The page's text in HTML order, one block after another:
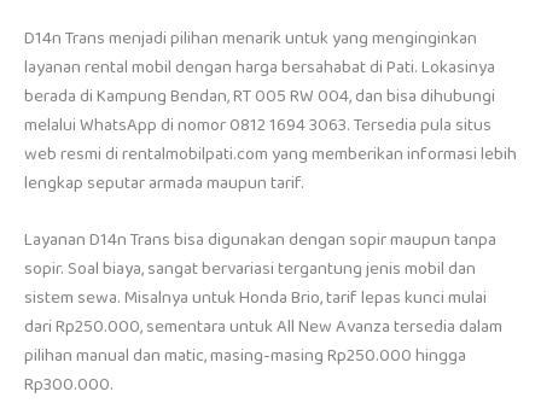
D14n Trans menjadi pilihan menarik untuk yang menginginkan
layanan rental mobil dengan harga bersahabat di Pati. Lokasinya
berada di Kampung Bendan, RT 005 RW 004, dan bisa dihubungi
melalui WhatsApp di nomor 0812 1694 3063. Tersedia pula situs
web resmi di rentalmobilpati.com yang memberikan informasi lebih
lengkap seputar armada maupun tarif.
Layanan D14n Trans bisa digunakan dengan sopir maupun tanpa
sopir. Soal biaya, sangat bervariasi tergantung jenis mobil dan
sistem sewa. Misalnya untuk Honda Brio, tarif lepas kunci mulai
dari Rp250.000, sementara untuk All New Avanza tersedia dalam
pilihan manual dan matic, masing-masing Rp250.000 hingga
Rp300.000.